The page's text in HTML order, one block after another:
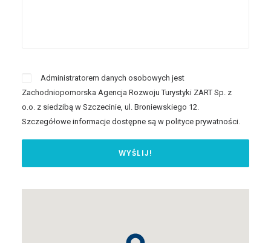
Administratorem danych osobowych jest
Zachodniopomorska Agencja Rozwoju Turystyki ZART Sp. z
o.o. z siedzibą w Szczecinie, ul. Broniewskiego 12.
Szczegółowe informacje dostępne są w polityce prywatności.